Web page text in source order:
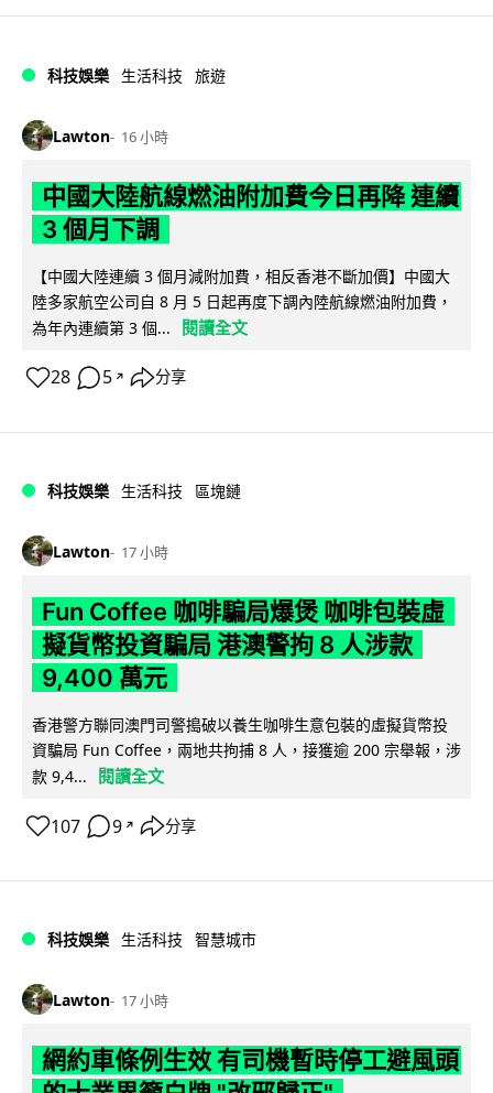
科技娛樂 生活科技 旅遊
Lawton 16 小時
中國大陸航線燃油附加費今日再降 連續
3 個月下調
【中國大陸連續 3 個月減附加費，相反香港不斷加價】中國大
陸多家航空公司自 8 月 5 日起再度下調內陸航線燃油附加費，
為年內連續第 3 個...
閱讀全文
28 5 ↗ 分享
科技娛樂 生活科技 區塊鏈
Lawton 17 小時
Fun Coffee 咖啡騙局爆煲 咖啡包裝虛
擬貨幣投資騙局 港澳警拘 8 人涉款
9,400 萬元
香港警方聯同澳門司警搗破以養生咖啡生意包裝的虛擬貨幣投
資騙局 Fun Coffee，兩地共拘捕 8 人，接獲逾 200 宗舉報，涉
款 9,4...
閱讀全文
107 9 ↗ 分享
科技娛樂 生活科技 智慧城市
Lawton 17 小時
網約車條例生效 有司機暫時停工避風頭